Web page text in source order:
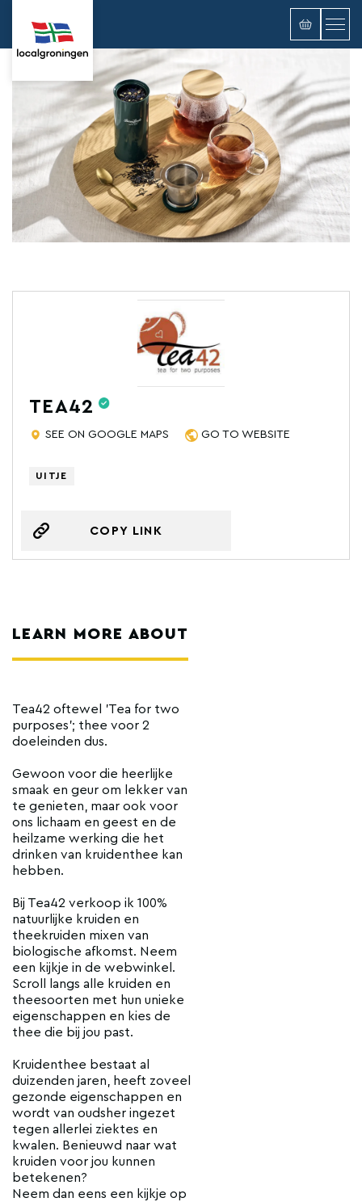
TEA42
SEE ON GOOGLE MAPS GO TO WEBSITE
UITJE
COPY LINK
LEARN MORE ABOUT
Tea42 oftewel 'Tea for two
purposes'; thee voor 2
doeleinden dus.
Gewoon voor die heerlijke
smaak en geur om lekker van
te genieten, maar ook voor
ons lichaam en geest en de
heilzame werking die het
drinken van kruidenthee kan
hebben.
Bij Tea42 verkoop ik 100%
natuurlijke kruiden en
theekruiden mixen van
biologische afkomst. Neem
een kijkje in de webwinkel.
Scroll langs alle kruiden en
theesoorten met hun unieke
eigenschappen en kies de
thee die bij jou past.
Kruidenthee bestaat al
duizenden jaren, heeft zoveel
gezonde eigenschappen en
wordt van oudsher ingezet
tegen allerlei ziektes en
kwalen. Benieuwd naar wat
kruiden voor jou kunnen
betekenen?
Neem dan eens een kijkje op